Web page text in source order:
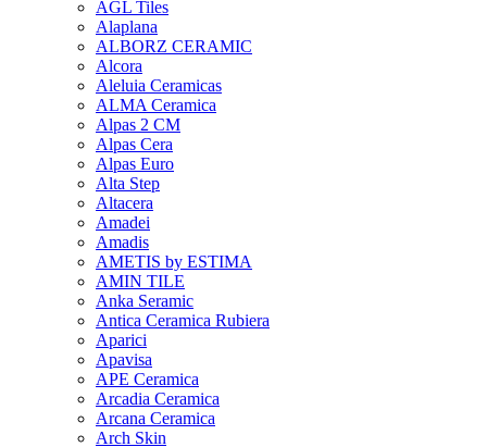
AGL Tiles
Alaplana
ALBORZ CERAMIC
Alcora
Aleluia Ceramicas
ALMA Ceramica
Alpas 2 CM
Alpas Cera
Alpas Euro
Alta Step
Altacera
Amadei
Amadis
AMETIS by ESTIMA
AMIN TILE
Anka Seramic
Antica Ceramica Rubiera
Aparici
Apavisa
APE Ceramica
Arcadia Ceramica
Arcana Ceramica
Arch Skin